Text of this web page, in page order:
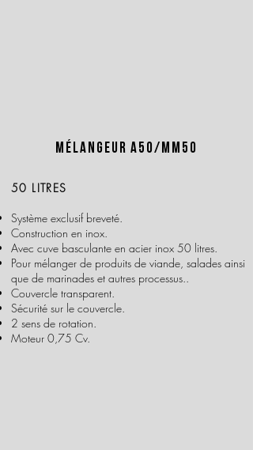
Mélangeur A50/MM50
50 LITRES
Système exclusif breveté.
Construction en inox.
Avec cuve basculante en acier inox 50 litres.
Pour mélanger de produits de viande, salades ainsi
que de marinades et autres processus..
Couvercle transparent.
Sécurité sur le couvercle.
2 sens de rotation.
Moteur 0,75 Cv.